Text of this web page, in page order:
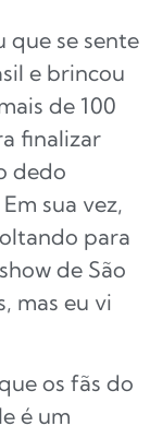
que se sente
e brincou
de 100
finalizar
dedo
sua vez,
para
de São
mas eu vi
os fãs do
é um